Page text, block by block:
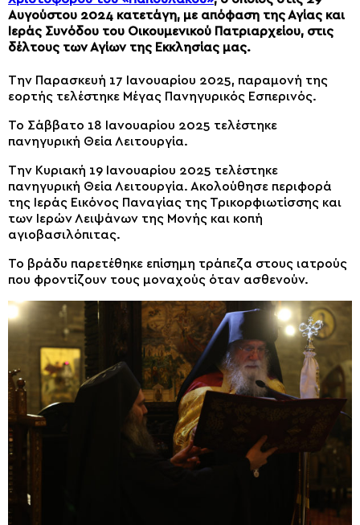
Αυγούστου 2024 κατετάγη, με απόφαση της Αγίας και
Ιεράς Συνόδου του Οικουμενικού Πατριαρχείου, στις
δέλτους των Αγίων της Εκκλησίας μας.
Την Παρασκευή 17 Ιανουαρίου 2025, παραμονή της
εορτής τελέστηκε Μέγας Πανηγυρικός Εσπερινός.
Το Σάββατο 18 Ιανουαρίου 2025 τελέστηκε
πανηγυρική Θεία Λειτουργία.
Την Κυριακή 19 Ιανουαρίου 2025 τελέστηκε
πανηγυρική Θεία Λειτουργία. Ακολούθησε περιφορά
της Ιεράς Εικόνος Παναγίας της Τρικορφιωτίσσης και
των Ιερών Λειψάνων της Μονής και κοπή
αγιοβασιλόπιτας.
Το βράδυ παρετέθηκε επίσημη τράπεζα στους ιατρούς
που φροντίζουν τους μοναχούς όταν ασθενούν.